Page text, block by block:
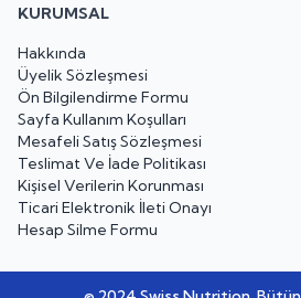
KURUMSAL
Hakkında
Üyelik Sözleşmesi
Ön Bilgilendirme Formu
Sayfa Kullanım Koşulları
Mesafeli Satış Sözleşmesi
Teslimat Ve İade Politikası
Kişisel Verilerin Korunması
Ticari Elektronik İleti Onayı
Hesap Silme Formu